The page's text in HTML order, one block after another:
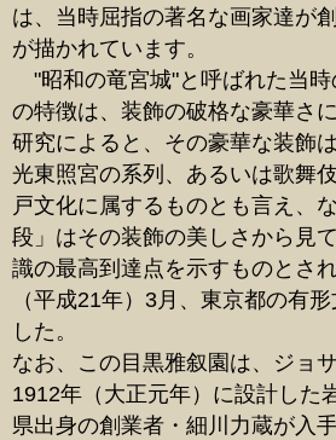
は、当時屈指の著名な画家達が
が描かれています。
"昭和の竜宮城"と呼ばれた当時
の特徴は、装飾の破格な豪華さ
研究によると、その豪華な装飾
光東照宮の系列、あるいは歌舞
戸文化に属するものとも言え、
段」はその装飾の美しさから見
識の最高到達点を示すものとさ
（平成21年）3月、東京都の有
した。
なお、この目黒雅叙園は、ジョ
1912年（大正元年）に設計した
県出身の創業者・細川力蔵が入